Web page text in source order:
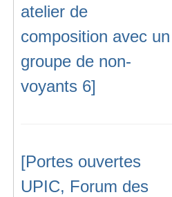
atelier de
composition avec un
groupe de non-
voyants 6]
[Portes ouvertes
UPIC, Forum des